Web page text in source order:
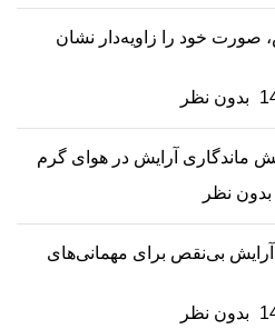
صورت خود را زاویه‌دار نشان
بدون نظر
ماندگاری آرایش در هوای گرم
بدون نظر
بی‌نقص برای مهمانی‌های
بدون نظر